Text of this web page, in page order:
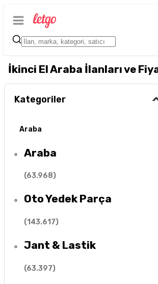
İkinci El Araba İlanları ve
Kategoriler
Araba
Araba
(63.968)
Oto Yedek Parça
(143.617)
Jant & Lastik
(63.397)